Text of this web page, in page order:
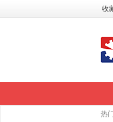
收
热